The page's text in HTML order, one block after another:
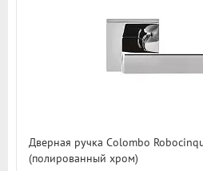
Дверная ручка Colombo
(полированный хром)